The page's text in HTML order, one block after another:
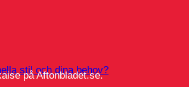
stil och dina behov?
på Aftonbladet.se.